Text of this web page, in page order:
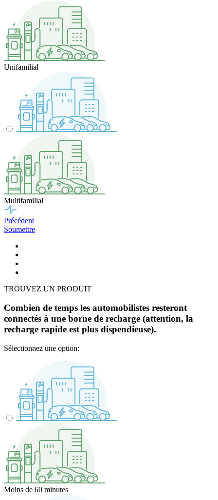
Unifamilial
Multifamilial
Précédent
Soumettre
TROUVEZ UN PRODUIT
Combien de temps les automobilistes resteront
connectés à une borne de recharge (attention, la
recharge rapide est plus dispendieuse).
Sélectionnez une option:
Moins de 60 minutes